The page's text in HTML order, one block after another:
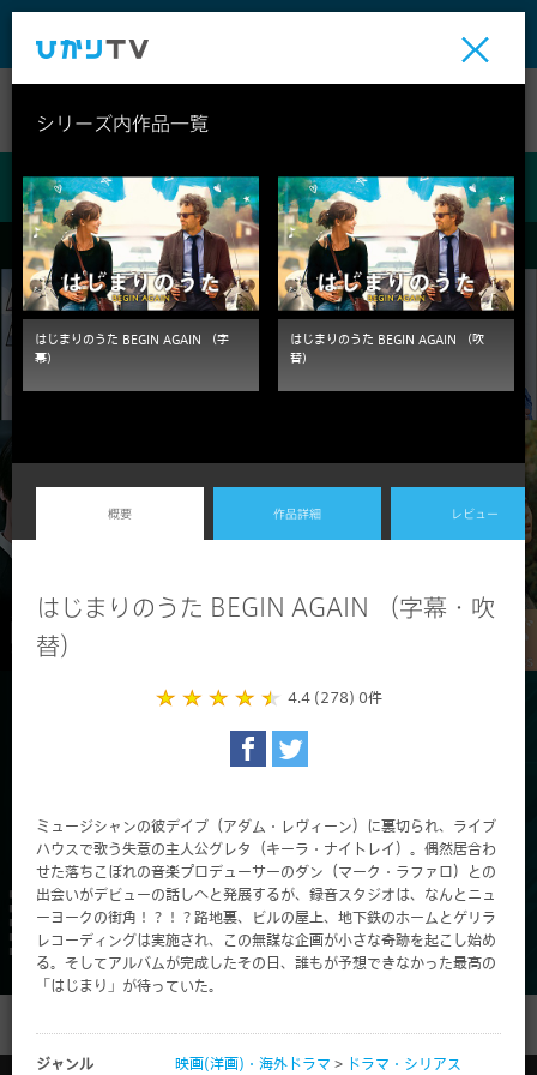
ビデオ
シリーズ内作品一覧
はじまりのうた BEGIN AGAIN （字
幕）
はじまりのうた BEGIN AGAIN （吹
替）
概要 作品詳細 レビュー
はじまりのうた BEGIN AGAIN （字幕・吹
替）
4.4 (278) 0件
ミュージシャンの彼デイブ（アダム・レヴィーン）に裏切られ、ライブ
ハウスで歌う失意の主人公グレタ（キーラ・ナイトレイ）。偶然居合わ
せた落ちこぼれの音楽プロデューサーのダン（マーク・ラファロ）との
出会いがデビューの話しへと発展するが、録音スタジオは、なんとニュ
ーヨークの街角！？！？路地裏、ビルの屋上、地下鉄のホームとゲリラ
レコーディングは実施され、この無謀な企画が小さな奇跡を起こし始め
る。そしてアルバムが完成したその日、誰もが予想できなかった最高の
「はじまり」が待っていた。
ジャンル 映画(洋画)・海外ドラマ > ドラマ・シリアス